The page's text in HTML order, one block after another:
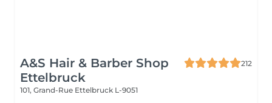
A&S Hair & Barber Shop
Ettelbruck
212
101, Grand-Rue Ettelbruck L-9051